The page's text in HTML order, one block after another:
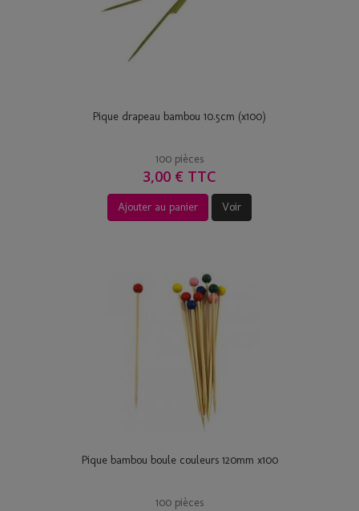
Pique drapeau bambou 10.5cm (x100)
100 pièces
3,00 € TTC
Ajouter au panier Voir
Pique bambou boule couleurs 120mm x100
100 pièces